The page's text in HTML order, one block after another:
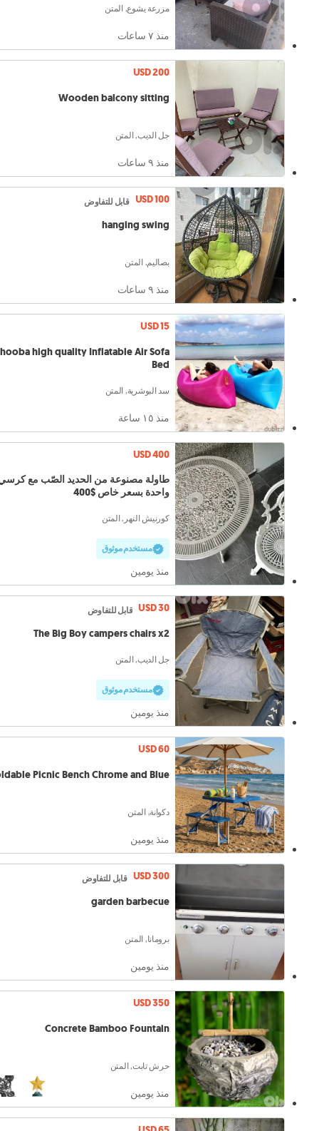
مزرعة يشوع, المتن
منذ ٧ ساعات
USD 200
Wooden balcony sitting
جل الديب, المتن
منذ ٩ ساعات
USD 100 قابل للتفاوض
hanging swing
بصاليم, المتن
منذ ٩ ساعات
USD 15
hooba high quality Inflatable Air Sofa
Bed
سد البوشرية, المتن
منذ ١٥ ساعة
USD 400
طاولة مصنوعة من الحديد الصّب مع
واحدة بسعر خاص $400
كورنيش النهر, المتن
مستخدم موثوق
منذ يومين
USD 30 قابل للتفاوض
The Big Boy campers chairs x2
جل الديب, المتن
مستخدم موثوق
منذ يومين
USD 60
Picnic Bench Chrome and Blue
دكوانة, المتن
منذ يومين
USD 300 قابل للتفاوض
garden barbecue
برومانا, المتن
منذ يومين
USD 350
Concrete Bamboo Fountain
حرش تابت, المتن
منذ يومين